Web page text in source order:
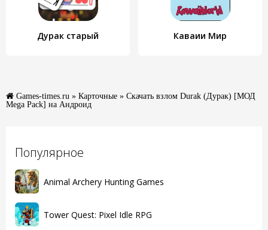
Популярное
Animal Archery Hunting Games
Tower Quest: Pixel Idle RPG
Дурак старый Каваии Мир
Games-times.ru » Карточные » Скачать взлом Durak (Дурак) [МОД
Mega Pack] на Андроид